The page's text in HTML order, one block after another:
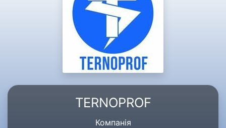
TERNOPROF
Компанія